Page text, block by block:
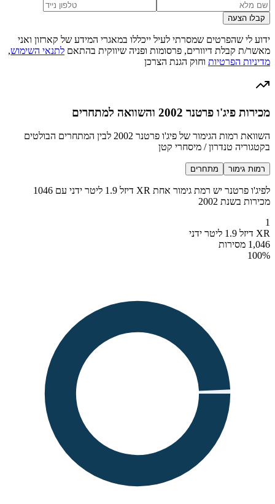
קבלו הצעה
ידוע לי שהפרטים שמסרתי לעיל ייכללו במאגרי המידע של קארזון ואני
מאשר/ת קבלת דיוורים, פרסומות ופניה שיווקית בהתאם לתנאי השימוש,
מדיניות הפרטיות וחוק הגנת הצרכן
מכירות פיג'ו פרטנר 2002 והשוואה למתחרים
השוואת רמות הגימור של פיג'ו פרטנר 2002 לבין המתחרים הבולטים
בקטגוריה טנדרון / מיסחרי קטן
רמות גימור מתחרים
לפיג'ו פרטנר יש רמת גימור אחת XR דיזל 1.9 ליטר ידני עם 1046
מכירות בשנת 2002
1
XR דיזל 1.9 ליטר ידני
1,046 מסירות
100%